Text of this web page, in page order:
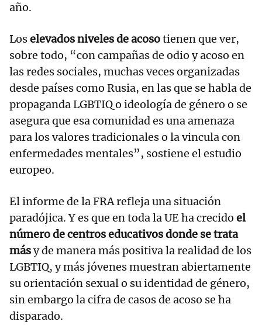
año.
Loselevados niveles de acosotienen que ver,
sobre todo, “con campañas de odio y acoso en
las redes sociales, muchas veces organizadas
desde países como Rusia, en las que se habla de
propaganda LGBTIQ o ideología de género o se
asegura que esa comunidad es una amenaza
para los valores tradicionales o la vincula con
enfermedades mentales”, sostiene el estudio
europeo.
El informe de la FRA refleja una situación
paradójica. Y es que en toda la UE ha crecido el
número de centros educativos donde se trata
másy de manera más positiva la realidad de los
LGBTIQ, y más jóvenes muestran abiertamente
su orientación sexual o su identidad de género,
sin embargo la cifra de casos de acoso se ha
disparado.